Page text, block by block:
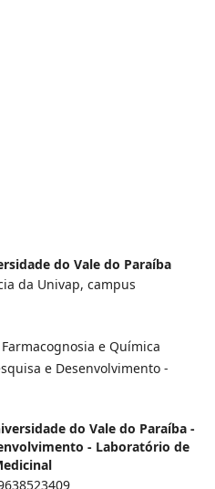
do Vale do Paraíba
da Univap, campus
e Química
e Desenvolvimento -
do Vale do Paraíba -
- Laboratório de